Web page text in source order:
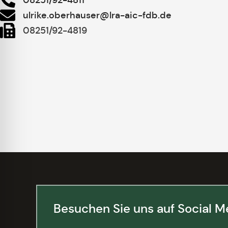
ulrike.oberhauser@lra-aic-fdb.de
08251/92-4819
Besuchen Sie uns auf Social